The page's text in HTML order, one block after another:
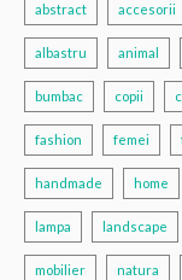
abstract accesorii
albastru animal
bumbac copii
fashion femei
handmade home
lampa landscape
mobilier natura